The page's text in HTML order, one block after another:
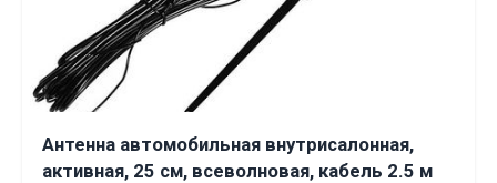
Антенна автомобильная внутрисалонная,
активная, 25 см, всеволновая, кабель 2.5 м